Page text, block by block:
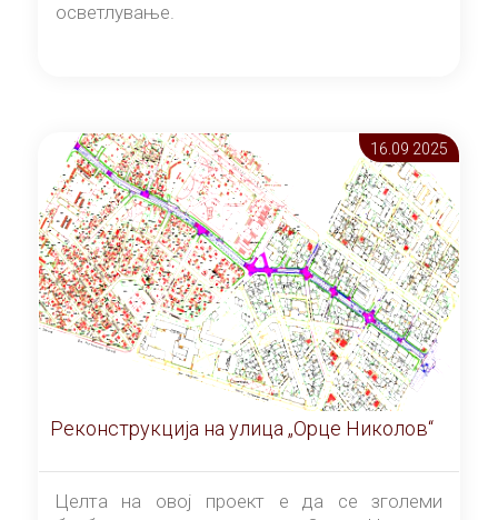
осветлување.
16.09 2025
Реконструкција на улица „Орце Николов“
Целта на овој проект е да се зголеми